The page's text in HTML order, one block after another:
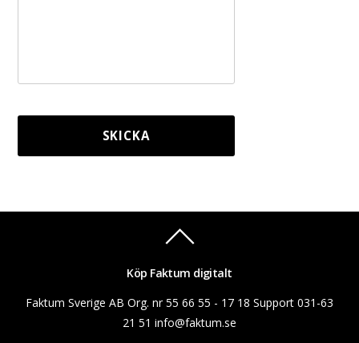
Köp Faktum digitalt
Faktum Sverige AB Org. nr 55 66 55 - 17 18 Support 031-63
21 51 info@faktum.se